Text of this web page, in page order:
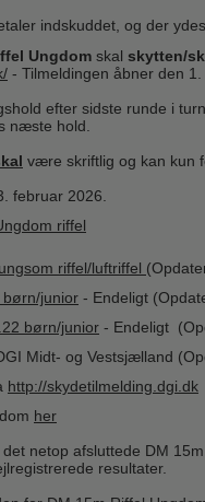
indskuddet, og der
Ungdom skal skytten/
- Tilmeldingen åbner den
efter sidste runde i
næste hold.
være skriftlig og kan kun
februar 2026.
riffel
riffel/luftriffel
børn/junior - Endeligt
børn/junior - Endeligt
Midt- og Vestsjælland
http://skydetilmelding.dgi.dk
her
netop afsluttede DM
resultater.